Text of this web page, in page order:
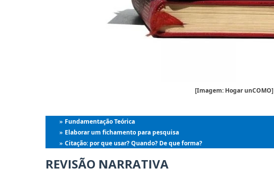
[Imagem: Hogar unCOMO]
» Fundamentação Teórica
» Elaborar um fichamento para pesquisa
» Citação: por que usar? Quando? De que forma?
REVISÃO NARRATIVA